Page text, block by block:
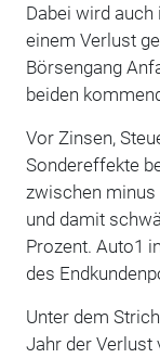
Dabei wird
einem Verlust
Börsengang
beiden
Vor Zinsen,
Sondereffekte
zwischen minus
und damit
Prozent. Auto1
des
Unter dem
Jahr der Verlust